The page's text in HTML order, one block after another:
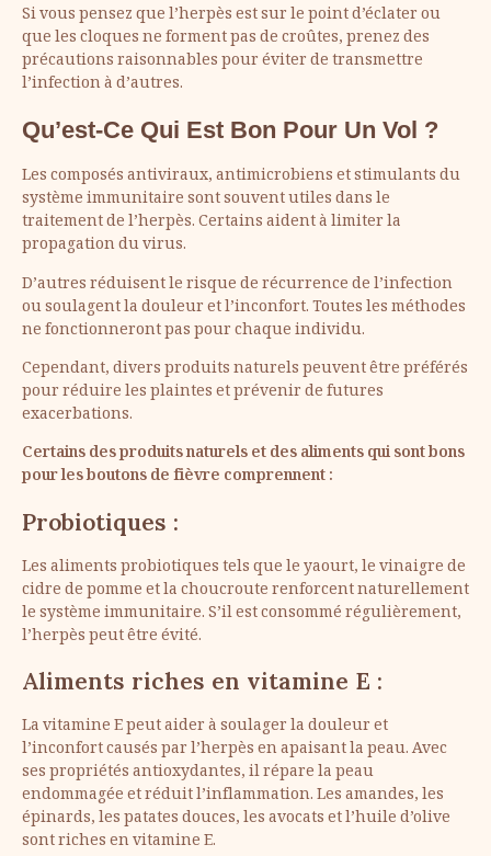
Si vous pensez que l’herpès est sur le point d’éclater ou
que les cloques ne forment pas de croûtes, prenez des
précautions raisonnables pour éviter de transmettre
l’infection à d’autres.
Qu’est-Ce Qui Est Bon Pour Un Vol ?
Les composés antiviraux, antimicrobiens et stimulants du
système immunitaire sont souvent utiles dans le
traitement de l’herpès. Certains aident à limiter la
propagation du virus.
D’autres réduisent le risque de récurrence de l’infection
ou soulagent la douleur et l’inconfort. Toutes les méthodes
ne fonctionneront pas pour chaque individu.
Cependant, divers produits naturels peuvent être préférés
pour réduire les plaintes et prévenir de futures
exacerbations.
Certains des produits naturels et des aliments qui sont bons
pour les boutons de fièvre comprennent :
Probiotiques :
Les aliments probiotiques tels que le yaourt, le vinaigre de
cidre de pomme et la choucroute renforcent naturellement
le système immunitaire. S’il est consommé régulièrement,
l’herpès peut être évité.
Aliments riches en vitamine E :
La vitamine E peut aider à soulager la douleur et
l’inconfort causés par l’herpès en apaisant la peau. Avec
ses propriétés antioxydantes, il répare la peau
endommagée et réduit l’inflammation. Les amandes, les
épinards, les patates douces, les avocats et l’huile d’olive
sont riches en vitamine E.